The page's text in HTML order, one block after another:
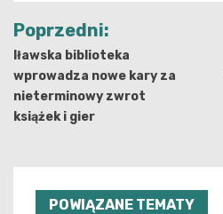
Nawigacja
wpisu
Poprzedni:
Iławska biblioteka
wprowadza nowe kary za
nieterminowy zwrot
książek i gier
POWIĄZANE TEMATY